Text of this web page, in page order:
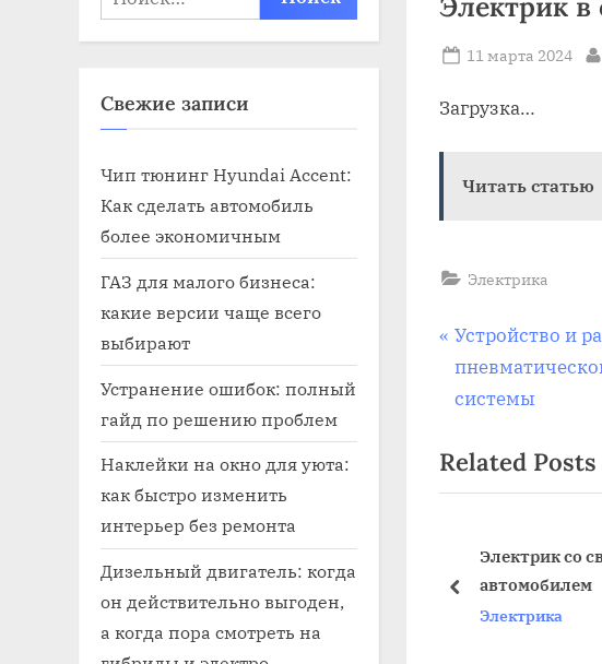
Posted
11 марта 2024
Загрузка…
Читать статью
Электрика
по
записям
P
r
e
i
o
P
Устройство и
системы
Related Posts
Книга по электрике
автомобилей
Электрик со
автомобилем
Электрика
prev
Свежие записи
Чип тюнинг Hyundai Accent:
Как сделать автомобиль
более экономичным
ГАЗ для малого бизнеса:
какие версии чаще всего
выбирают
Устранение ошибок: полный
гайд по решению проблем
Наклейки на окно для уюта:
как быстро изменить
интерьер без ремонта
Дизельный двигатель: когда
он действительно выгоден,
а когда пора смотреть на